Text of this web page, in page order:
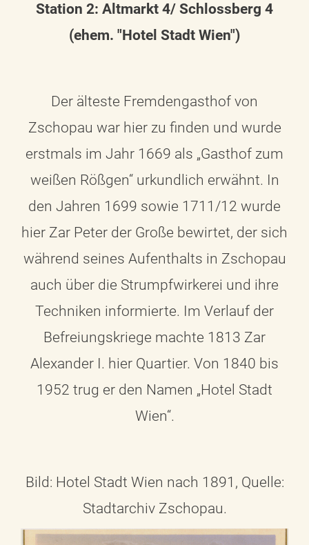
Station 2: Altmarkt 4/ Schlossberg 4
(ehem. "Hotel Stadt Wien")
Der älteste Fremdengasthof von
Zschopau war hier zu finden und wurde
erstmals im Jahr 1669 als „Gasthof zum
weißen Rößgen“ urkundlich erwähnt. In
den Jahren 1699 sowie 1711/12 wurde
hier Zar Peter der Große bewirtet, der sich
während seines Aufenthalts in Zschopau
auch über die Strumpfwirkerei und ihre
Techniken informierte. Im Verlauf der
Befreiungskriege machte 1813 Zar
Alexander I. hier Quartier. Von 1840 bis
1952 trug er den Namen „Hotel Stadt
Wien“.
Bild: Hotel Stadt Wien nach 1891, Quelle:
Stadtarchiv Zschopau.